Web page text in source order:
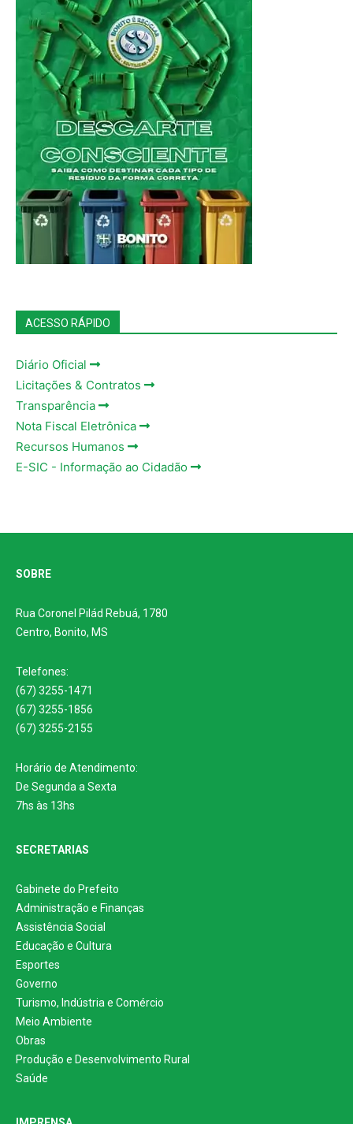
ACESSO RÁPIDO
Diário Oficial
Licitações & Contratos
Transparência
Nota Fiscal Eletrônica
Recursos Humanos
E-SIC - Informação ao Cidadão
SOBRE
Rua Coronel Pilád Rebuá, 1780
Centro, Bonito, MS
Telefones:
(67) 3255-1471
(67) 3255-1856
(67) 3255-2155
Horário de Atendimento:
De Segunda a Sexta
7hs às 13hs
SECRETARIAS
Gabinete do Prefeito
Administração e Finanças
Assistência Social
Educação e Cultura
Esportes
Governo
Turismo, Indústria e Comércio
Meio Ambiente
Obras
Produção e Desenvolvimento Rural
Saúde